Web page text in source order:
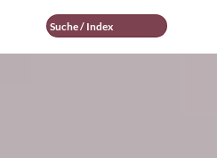
Suche